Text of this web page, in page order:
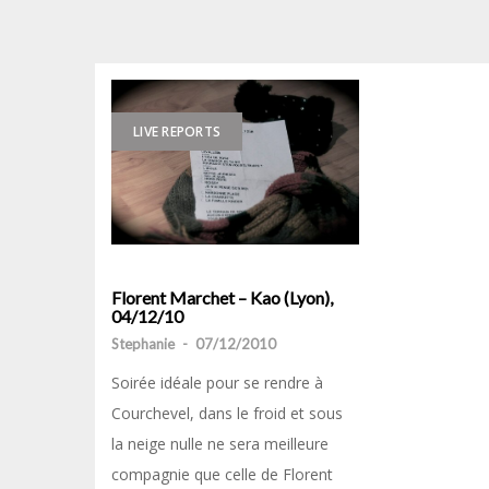
LIVE REPORTS
Florent Marchet – Kao (Lyon),
04/12/10
Stephanie - 07/12/2010
Soirée idéale pour se rendre à
Courchevel, dans le froid et sous
la neige nulle ne sera meilleure
compagnie que celle de Florent